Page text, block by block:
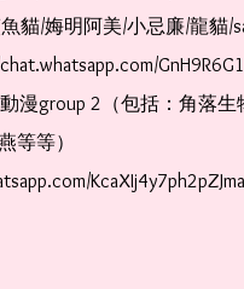
貓/娒明阿美/小忌廉/龍貓/
漫group 2（包括：角落生
等等）